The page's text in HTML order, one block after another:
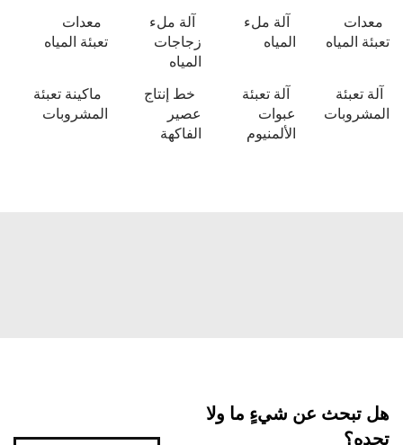
المياه
آلة ملء
المياه
آلة ملء
زجاجات
تعبئة المياه
آلة تعبئة
عبوات
الألمنيوم
خط إنتاج
الفاكهة
ماكينة تعبئة
المشروبات
عن شيءٍ ما ولا